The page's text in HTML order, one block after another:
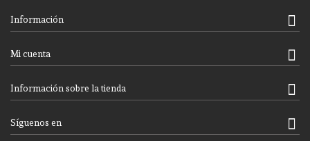
Información
Mi cuenta
Información sobre la tienda
Síguenos en